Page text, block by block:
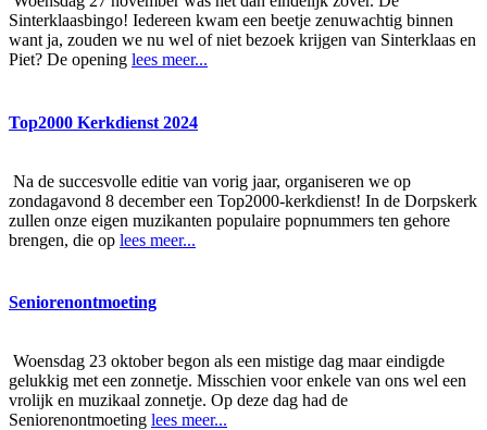
Sinterklaasbingo! Iedereen kwam een beetje zenuwachtig binnen
want ja, zouden we nu wel of niet bezoek krijgen van Sinterklaas en
Piet? De opening lees meer...
Top2000 Kerkdienst 2024
Na de succesvolle editie van vorig jaar, organiseren we op
zondagavond 8 december een Top2000-kerkdienst! In de Dorpskerk
zullen onze eigen muzikanten populaire popnummers ten gehore
brengen, die op lees meer...
Seniorenontmoeting
Woensdag 23 oktober begon als een mistige dag maar eindigde
gelukkig met een zonnetje. Misschien voor enkele van ons wel een
vrolijk en muzikaal zonnetje. Op deze dag had de
Seniorenontmoeting lees meer...